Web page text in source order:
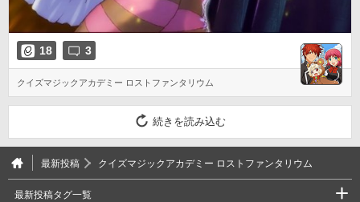
18 3
クイズマジックアカデミー ロストファンタリウム
続きを読み込む
最新投稿 クイズマジックアカデミー ロストファンタリウム
最新投稿タグ一覧